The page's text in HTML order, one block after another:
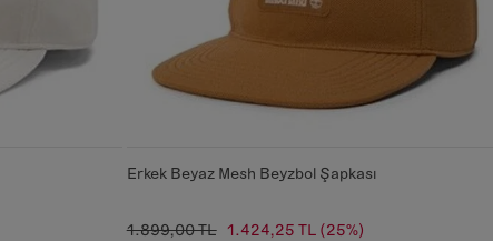
Erkek Beyaz Mesh Beyzbol Şapkası
1.899,00 TL 1.424,25 TL (25%)